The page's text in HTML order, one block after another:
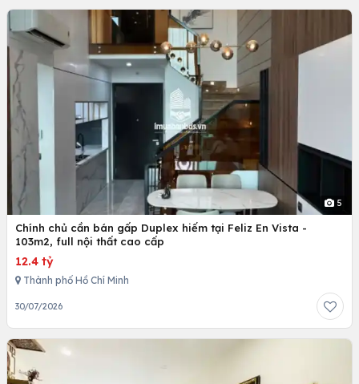
5
Chính chủ cần bán gấp Duplex hiếm tại Feliz En Vista -
103m2, full nội thất cao cấp
12.4 tỷ
Thành phố Hồ Chí Minh
30/07/2026